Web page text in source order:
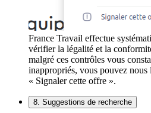
France Travail effectue
vérifier la légalité et la
malgré ces contrôles vous
inappropriés, vous pouvez
« Signaler cette offre ».
8. Suggestions de recherche